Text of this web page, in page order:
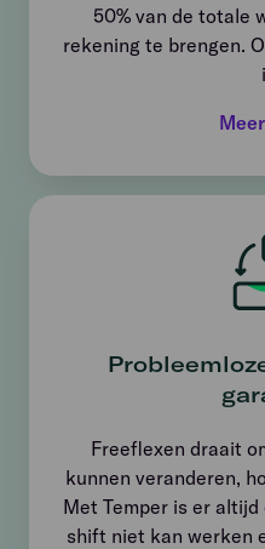
50% van de totale
rekening te brengen.
Freeflexen draait
kunnen veranderen,
Met Temper is er
shift niet kan werken